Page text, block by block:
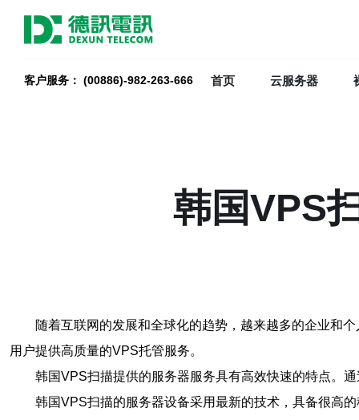
客户服务： (00886)-982-263-666 首页 云服务器
韩国VPS
随着互联网的发展和全球化的趋势，越来越多的企业和
用户提供高质量的VPS托管服务。
韩国VPS扫描提供的服务器服务具有高效快速的特点。
韩国VPS扫描的服务器设备采用最新的技术，具备很高